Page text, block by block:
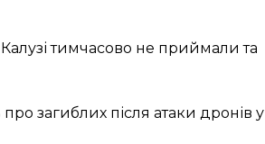
Калузі тимчасово не приймали та
загиблих після атаки дронів у